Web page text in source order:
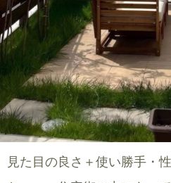
見た目の良さ＋使い勝手・